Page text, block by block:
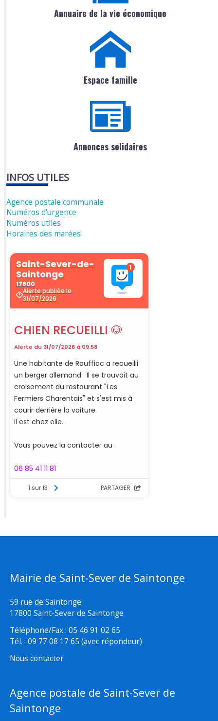
Annuaire de la vie économique
Espace famille
Annonces solidaires
INFOS UTILES
Agence postale communale
Numéros d'urgence
Numéros utiles
Horaires des marées
Mairie de Saint-Sever de Saintonge
59 rue de Saintonge
17800 Saint-Sever de Saintonge
Téléphone/Fax : 05 46 91 02 65
Tél. : 09 77 08 17 65 (avec répondeur)
Nous contacter
Agence postale de Saint-Sever de
Saintonge